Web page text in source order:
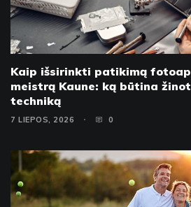
Kaip išsirinkti patikimą
meistrą Kaune: ką būtina
techniką
7 LIEPOS, 2026 0